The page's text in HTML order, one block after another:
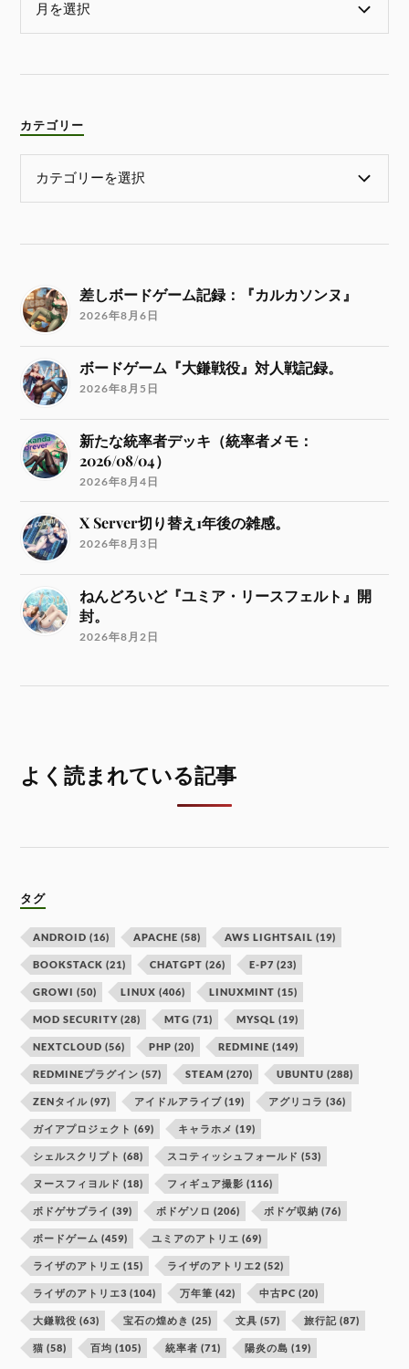
カテゴリー
差しボードゲーム記録：『カルカソンヌ』
2026年8月6日
ボードゲーム『大鎌戦役』対人戦記録。
2026年8月5日
新たな統率者デッキ（統率者メモ：
2026/08/04）
2026年8月4日
X Server切り替え1年後の雑感。
2026年8月3日
ねんどろいど『ユミア・リースフェルト』開
封。
2026年8月2日
よく読まれている記事
タグ
ANDROID (16) APACHE (58) AWS LIGHTSAIL (19)
BOOKSTACK (21) CHATGPT (26) E-P7 (23)
GROWI (50) LINUX (406) LINUXMINT (15)
MOD SECURITY (28) MTG (71) MYSQL (19)
NEXTCLOUD (56) PHP (20) REDMINE (149)
REDMINEプラグイン (57) STEAM (270) UBUNTU (288)
ZENタイル (97) アイドルアライブ (19) アグリコラ (36)
ガイアプロジェクト (69) キャラホメ (19)
シェルスクリプト (68) スコティッシュフォールド (53)
ヌースフィヨルド (18) フィギュア撮影 (116)
ボドゲサプライ (39) ボドゲソロ (206) ボドゲ収納 (76)
ボードゲーム (459) ユミアのアトリエ (69)
ライザのアトリエ (15) ライザのアトリエ2 (52)
ライザのアトリエ3 (104) 万年筆 (42) 中古PC (20)
大鎌戦役 (63) 宝石の煌めき (25) 文具 (57) 旅行記 (87)
猫 (58) 百均 (105) 統率者 (71) 陽炎の島 (19)